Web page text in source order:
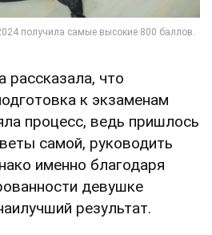
что
к экзаменам
процесс, ведь пришлось
самой, руководить
именно благодаря
девушке
результат.